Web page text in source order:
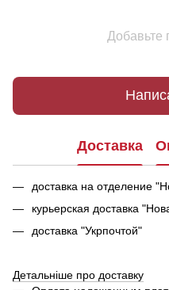
Добавьте
Доставка
доставка на отделение
курьерская доставка
доставка "Укрпочтой"
Детальніше про доставку